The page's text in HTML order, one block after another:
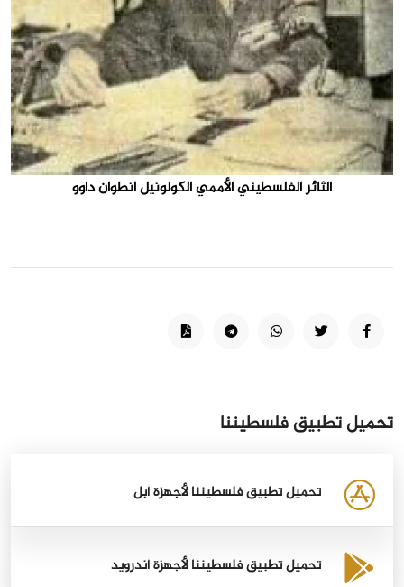
الثائر الفلسطيني الأممي الكولونيل أنطوان داوو
تحميل تطبيق فلسطيننا
تحميل تطبيق فلسطيننا لأجهزة أبل
تحميل تطبيق فلسطيننا لأجهزة أندرويد